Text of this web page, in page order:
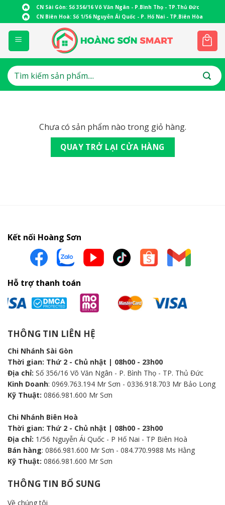
content
CN Sài Gòn: Số 356/16 Võ Văn Ngân - P.Bình Thọ - TP.Thủ Đức
CN Biên Hoà: Số 1/56 Nguyễn Ái Quốc - P. Hố Nai - TP.Biên Hòa
Tìm
kiếm:
Chưa có sản phẩm nào trong giỏ hàng.
QUAY TRỞ LẠI CỬA HÀNG
Kết nối Hoàng Sơn
Hỗ trợ thanh toán
THÔNG TIN LIÊN HỆ
Chi Nhánh Sài Gòn
Thời gian: Thứ 2 - Chủ nhật | 08h00 - 23h00
Địa chỉ: Số 356/16 Võ Văn Ngân - P. Bình Thọ - TP. Thủ Đức
Kinh Doanh: 0969.763.194 Mr Sơn - 0336.918.703 Mr Bảo Long
Kỹ Thuật: 0866.981.600 Mr Sơn
Chi Nhánh Biên Hoà
Thời gian: Thứ 2 - Chủ nhật | 08h00 - 23h00
Địa chỉ: 1/56 Nguyễn Ái Quốc - P Hố Nai - TP Biên Hoà
Bán hàng: 0866.981.600 Mr Sơn - 084.770.9988 Ms Hằng
Kỹ Thuật: 0866.981.600 Mr Sơn
THÔNG TIN BỔ SUNG
Về chúng tôi